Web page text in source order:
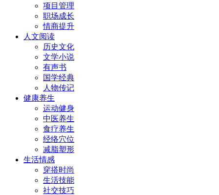
项目管理
职场成长
情商提升
人文阅读
历史文化
文学小说
有声书
国学经典
人物传记
健康养生
运动健身
中医养生
食疗养生
经络穴位
减脂塑形
生活情感
穿搭时尚
生活技能
社交技巧